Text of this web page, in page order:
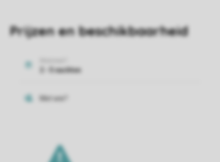
Prijzen en beschikbaarheid